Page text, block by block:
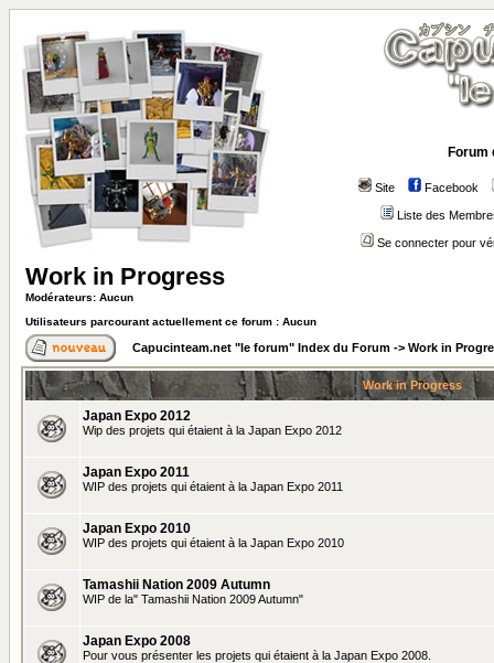
Forum
Site Facebook
Liste des
Se connecter pour
Work in Progress
Modérateurs: Aucun
Utilisateurs parcourant actuellement ce forum : Aucun
Capucinteam.net "le forum" Index du Forum -> Work in
Work in Progress
Japan Expo 2012
Wip des projets qui étaient à la Japan Expo 2012
Japan Expo 2011
WIP des projets qui étaient à la Japan Expo 2011
Japan Expo 2010
WIP des projets qui étaient à la Japan Expo 2010
Tamashii Nation 2009 Autumn
WIP de la" Tamashii Nation 2009 Autumn"
Japan Expo 2008
Pour vous présenter les projets qui étaient à la Japan Expo 2008.